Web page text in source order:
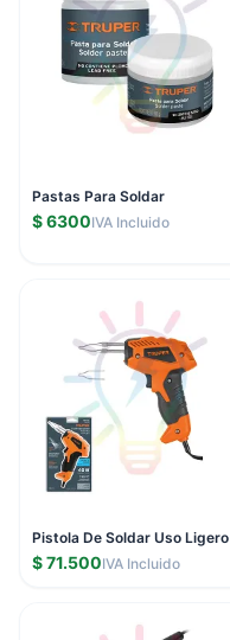
Pastas Para Soldar
$ 6300IVA Incluido
Pistola De Soldar Uso Ligero
$ 71.500IVA Incluido